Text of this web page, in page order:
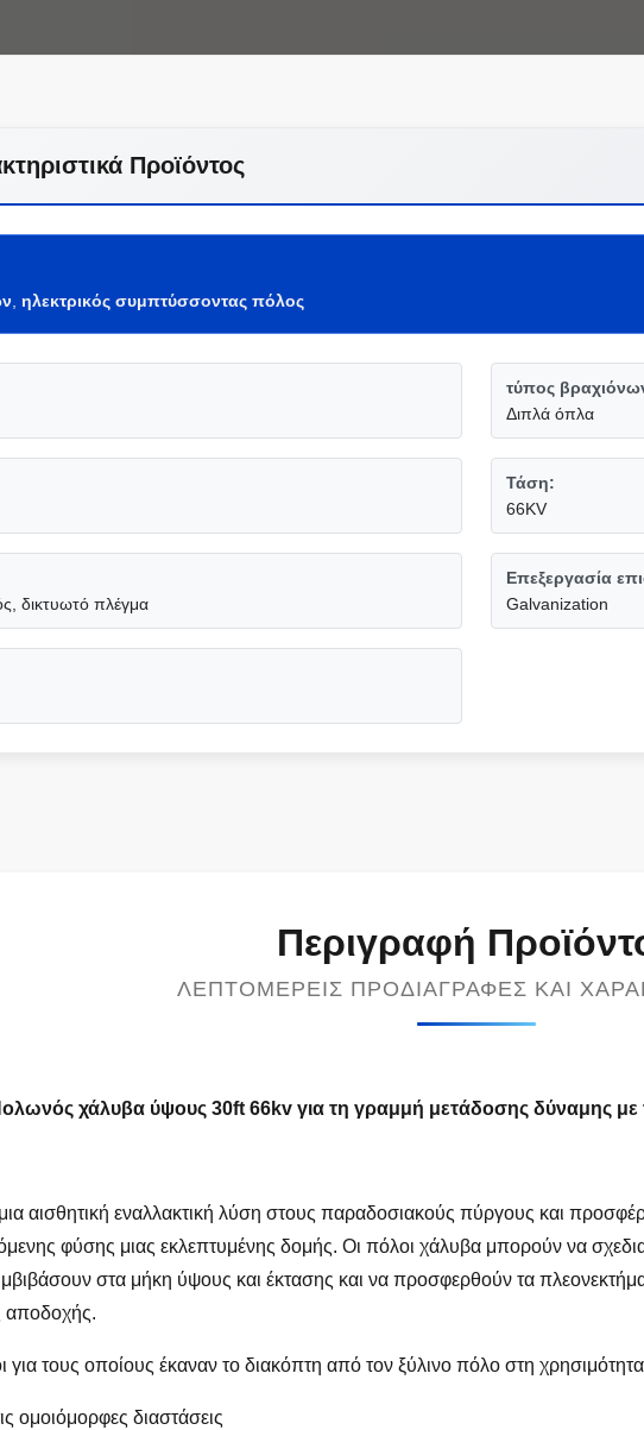
Προϊόντος
ηλεκτρικός συμπτύσσοντας πόλος
τύπος
Διπλά όπλα
Τάση:
66KV
δικτυωτό πλέγμα
Επεξεργασία
Galvanization
Περιγραφή
ΛΕΠΤΟΜΕΡΕΊΣ ΠΡΟΔΙΑΓΡΑΦΈΣ ΚΑΙ
χάλυβα ύψους 30ft 66kv για τη γραμμή μετάδοσης δύναμης με
αισθητική εναλλακτική λύση στους παραδοσιακούς πύργους και
φύσης μιας εκλεπτυμένης δομής. Οι πόλοι χάλυβα μπορούν να
στα μήκη ύψους και έκτασης και να προσφερθούν τα
αποδοχής.
για τους οποίους έκαναν το διακόπτη από τον ξύλινο πόλο στη
ομοιόμορφες διαστάσεις